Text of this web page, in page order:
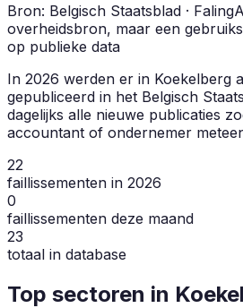
Bron: Belgisch Staatsblad ·
overheidsbron, maar een
op publieke data
In 2026 werden er in Koekelberg
gepubliceerd in het Belgisch
dagelijks alle nieuwe publicaties
accountant of ondernemer
22
faillissementen in 2026
0
faillissementen deze maand
23
totaal in database
Top sectoren in